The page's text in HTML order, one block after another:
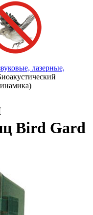
лазерные,
Bird Gard